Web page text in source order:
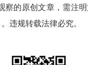
察的原创文章，需注
违规转载法律必究。